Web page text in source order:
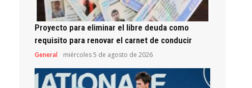
Proyecto para eliminar el libre deuda como
requisito para renovar el carnet de conducir
General miércoles 5 de agosto de 2026